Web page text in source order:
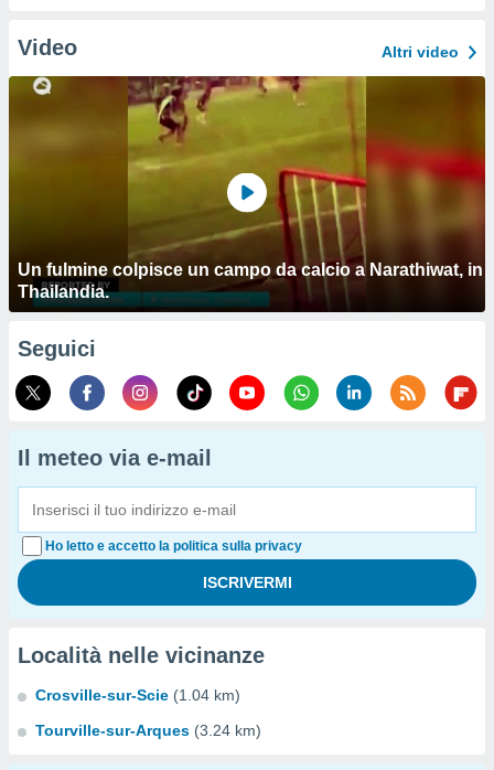
Video Altri video
Un fulmine colpisce un campo da calcio a Narathiwat, in
Thailandia.
Seguici
Il meteo via e-mail
Ho letto e accetto la politica sulla privacy
Località nelle vicinanze
Crosville-sur-Scie (1.04 km)
Tourville-sur-Arques (3.24 km)